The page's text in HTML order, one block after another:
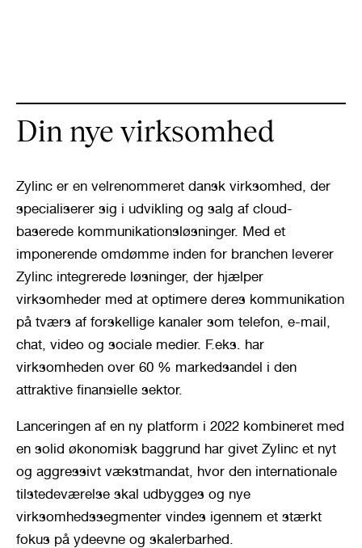
Din nye virksomhed
Zylinc er en velrenommeret dansk virksomhed, der
specialiserer sig i udvikling og salg af cloud-
baserede kommunikationsløsninger. Med et
imponerende omdømme inden for branchen leverer
Zylinc integrerede løsninger, der hjælper
virksomheder med at optimere deres kommunikation
på tværs af forskellige kanaler som telefon, e-mail,
chat, video og sociale medier. F.eks. har
virksomheden over 60 % markedsandel i den
attraktive finansielle sektor.
Lanceringen af en ny platform i 2022 kombineret med
en solid økonomisk baggrund har givet Zylinc et nyt
og aggressivt vækstmandat, hvor den internationale
tilstedeværelse skal udbygges og nye
virksomhedssegmenter vindes igennem et stærkt
fokus på ydeevne og skalerbarhed.